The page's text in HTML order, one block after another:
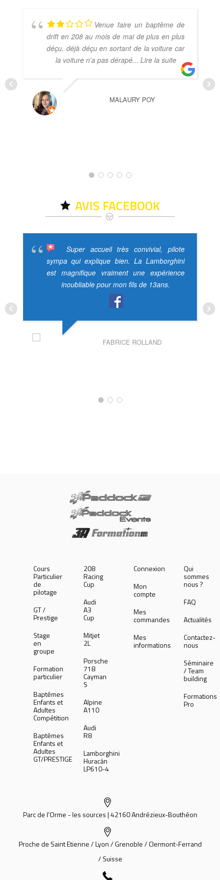
Venue faire un baptême de
drift en 208 au mois de mai de plus en plus
déçu, déjà déçu en sortant de la voiture car
la voiture n'a pas dérapé... Lire la suite
MALAURY POY
AVIS FACEBOOK
Super accueil très convivial, pilote
sympa qui explique bien. La Lamborghini
est magnifique vraiment une expérience
inoubliable pour mon fils de 13ans.
FABRICE ROLLAND
Cours
Particulier
de
pilotage
GT /
Prestige
Stage
en
groupe
Formation
particulier
Baptêmes
Enfants et
Adultes
Compétition
Baptêmes
Enfants et
Adultes
GT/PRESTIGE
208
Racing
Cup
Audi
A3
Cup
Mitjet
2L
Porsche
718
Cayman
S
Alpine
A110
Audi
R8
Lamborghini
Huracán
LP610-4
Connexion
Mon
compte
Mes
commandes
Mes
informations
Qui
sommes
nous ?
FAQ
Actualités
Contactez-
nous
Séminaire
/ Team
building
Formations
Pro
Parc de l'Orme - les sources | 42160 Andrézieux-Bouthéon
Proche de Saint Etienne / Lyon / Grenoble / Clermont-Ferrand
/ Suisse